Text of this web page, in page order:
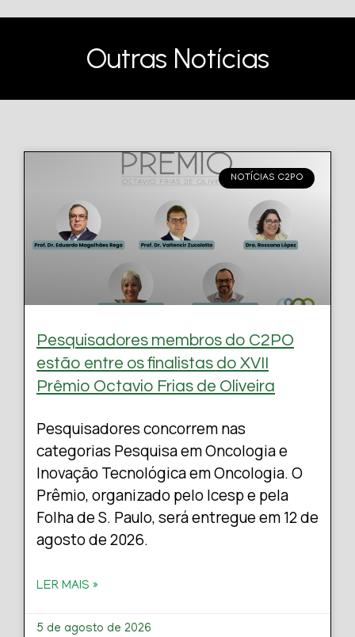
Outras Notícias
NOTÍCIAS C2PO
Pesquisadores membros do C2PO
estão entre os finalistas do XVII
Prêmio Octavio Frias de Oliveira
Pesquisadores concorrem nas
categorias Pesquisa em Oncologia e
Inovação Tecnológica em Oncologia. O
Prêmio, organizado pelo Icesp e pela
Folha de S. Paulo, será entregue em 12 de
agosto de 2026.
LER MAIS »
5 de agosto de 2026